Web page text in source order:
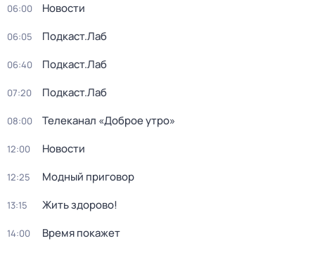
06:00 Новости
06:05 Подкаст.Лаб
06:40 Подкаст.Лаб
07:20 Подкаст.Лаб
08:00 Телеканал «Доброе утро»
12:00 Новости
12:25 Модный приговор
13:15 Жить здорово!
14:00 Время покажет